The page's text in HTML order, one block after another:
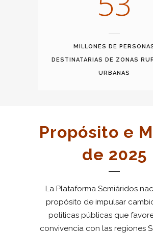
MILLONES DE
DESTINATARIAS DE ZONAS
URBANAS
Propósito e
de 2025
La Plataforma Semiáridos
propósito de impulsar
políticas públicas que
convivencia con las regiones